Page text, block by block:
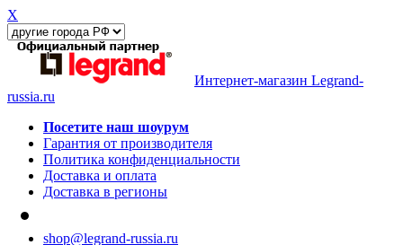
X
Интернет-магазин Legrand-
russia.ru
Посетите наш шоурум
Гарантия от производителя
Политика конфиденциальности
Доставка и оплата
Доставка в регионы
shop@legrand-russia.ru